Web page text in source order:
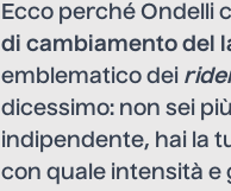
Ecco perché Ondelli
di cambiamento del
emblematico dei
dicessimo: non sei
indipendente, hai la
con quale intensità e